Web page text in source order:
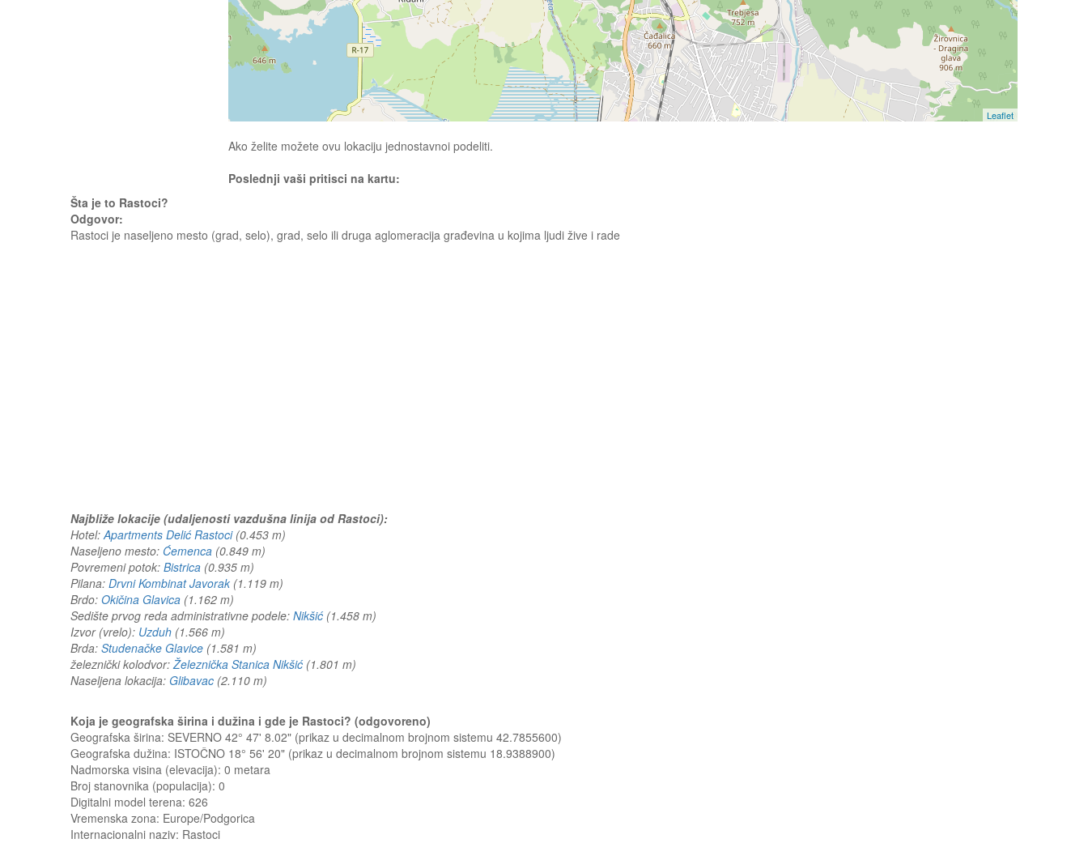
Leaflet
Ako želite možete ovu lokaciju jednostavnoi podeliti.
Poslednji vaši pritisci na kartu:
Šta je to Rastoci?
Odgovor:
Rastoci je naseljeno mesto (grad, selo), grad, selo ili druga aglomeracija građevina u kojima ljudi žive i rade
Najbliže lokacije (udaljenosti vazdušna linija od Rastoci):
Hotel:Apartments Delić Rastoci(0.453 m)
Naseljeno mesto: Ćemenca (0.849 m)
Povremeni potok: Bistrica (0.935 m)
Pilana: Drvni Kombinat Javorak (1.119 m)
Brdo: Okičina Glavica (1.162 m)
Sedište prvog reda administrativne podele: Nikšić (1.458 m)
Izvor (vrelo): Uzduh (1.566 m)
Brda: Studenačke Glavice (1.581 m)
železnički kolodvor:Železnička Stanica Nikšić (1.801 m)
Naseljena lokacija: Glibavac (2.110 m)
Koja je geografska širina i dužina i gde je Rastoci? (odgovoreno)
Geografska širina: SEVERNO 42° 47' 8.02" (prikaz u decimalnom brojnom sistemu 42.7855600)
Geografska dužina: ISTOČNO 18° 56' 20" (prikaz u decimalnom brojnom sistemu 18.9388900)
Nadmorska visina (elevacija): 0 metara
Broj stanovnika (populacija): 0
Digitalni model terena: 626
Vremenska zona: Europe/Podgorica
Internacionalni naziv: Rastoci